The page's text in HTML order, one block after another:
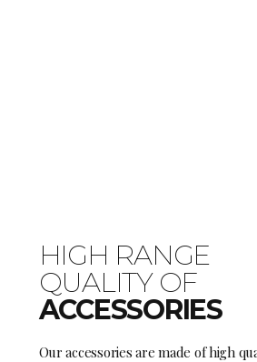
HIGH RANGE
QUALITY OF
ACCESSORIES
Our accessories are made of high